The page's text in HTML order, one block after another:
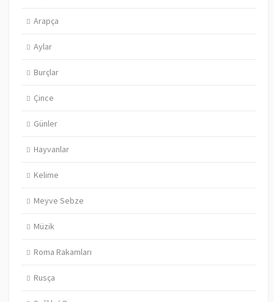
Arapça
Aylar
Burçlar
Çince
Günler
Hayvanlar
Kelime
Meyve Sebze
Müzik
Roma Rakamları
Rusça